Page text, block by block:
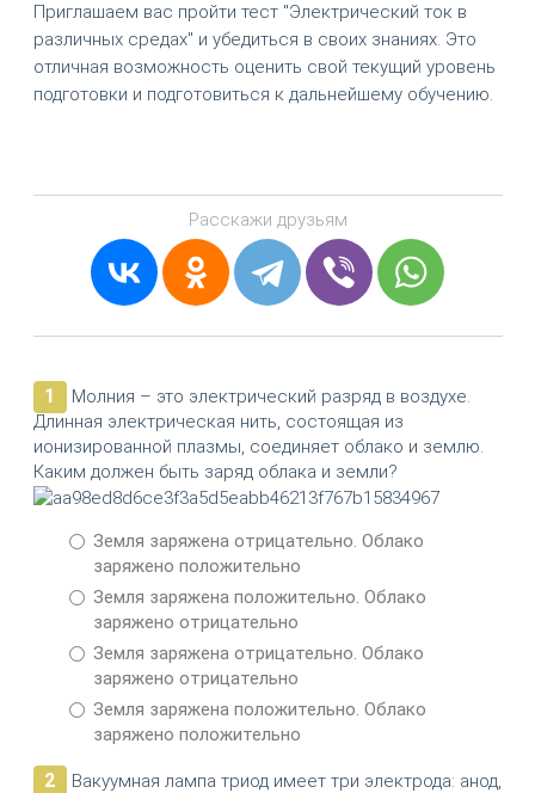
Приглашаем вас пройти тест "Электрический ток в
различных средах" и убедиться в своих знаниях. Это
отличная возможность оценить свой текущий уровень
подготовки и подготовиться к дальнейшему обучению.
Расскажи друзьям
1
Молния – это электрический разряд в воздухе.
Длинная электрическая нить, состоящая из
ионизированной плазмы, соединяет облако и землю.
Каким должен быть заряд облака и земли?
Земля заряжена отрицательно. Облако
заряжено положительно
Земля заряжена положительно. Облако
заряжено отрицательно
Земля заряжена отрицательно. Облако
заряжено отрицательно
Земля заряжена положительно. Облако
заряжено положительно
2
Вакуумная лампа триод имеет три электрода: анод,